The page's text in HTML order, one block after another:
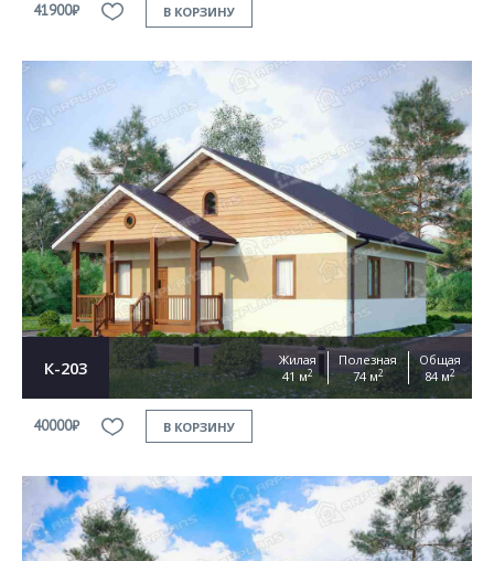
41900₽ В КОРЗИНУ
К-203
Жилая
41 м2
Полезная
74 м2
Общая
84 м2
40000₽ В КОРЗИНУ